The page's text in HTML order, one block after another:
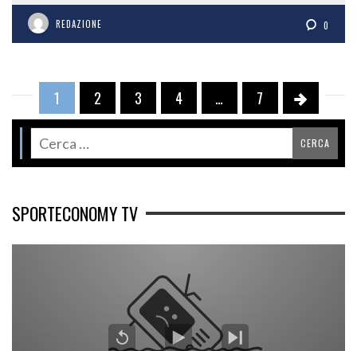
REDAZIONE 0
1 2 3 4 … 7
SPORTECONOMY TV